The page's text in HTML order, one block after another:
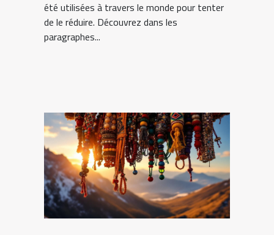
été utilisées à travers le monde pour tenter
de le réduire. Découvrez dans les
paragraphes...